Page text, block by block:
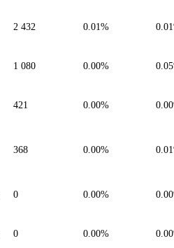
2 432 0.01%
1 080 0.00%
421 0.00%
368 0.00%
0 0.00%
0 0.00%